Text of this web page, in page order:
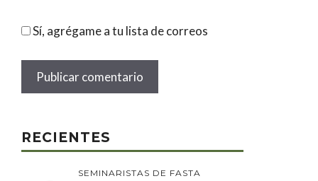
Sí, agrégame a tu lista de correos
RECIENTES
SEMINARISTAS DE FASTA